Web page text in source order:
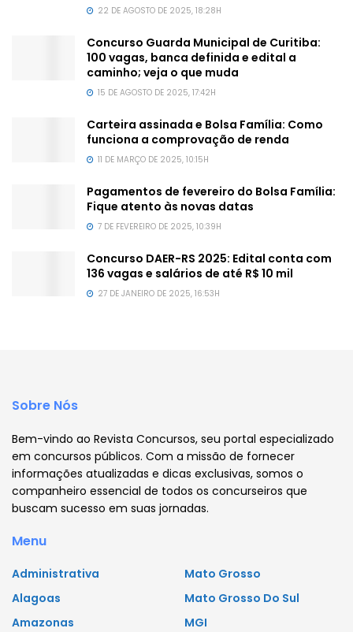
22 DE AGOSTO DE 2025, 18:28H
Concurso Guarda Municipal de Curitiba:
100 vagas, banca definida e edital a
caminho; veja o que muda
15 DE AGOSTO DE 2025, 17:42H
Carteira assinada e Bolsa Família: Como
funciona a comprovação de renda
11 DE MARÇO DE 2025, 10:15H
Pagamentos de fevereiro do Bolsa Família:
Fique atento às novas datas
7 DE FEVEREIRO DE 2025, 10:39H
Concurso DAER-RS 2025: Edital conta com
136 vagas e salários de até R$ 10 mil
27 DE JANEIRO DE 2025, 16:53H
Sobre Nós
Bem-vindo ao Revista Concursos, seu portal especializado
em concursos públicos. Com a missão de fornecer
informações atualizadas e dicas exclusivas, somos o
companheiro essencial de todos os concurseiros que
buscam sucesso em suas jornadas.
Menu
Administrativa
Alagoas
Amazonas
Mato Grosso
Mato Grosso Do Sul
MGI